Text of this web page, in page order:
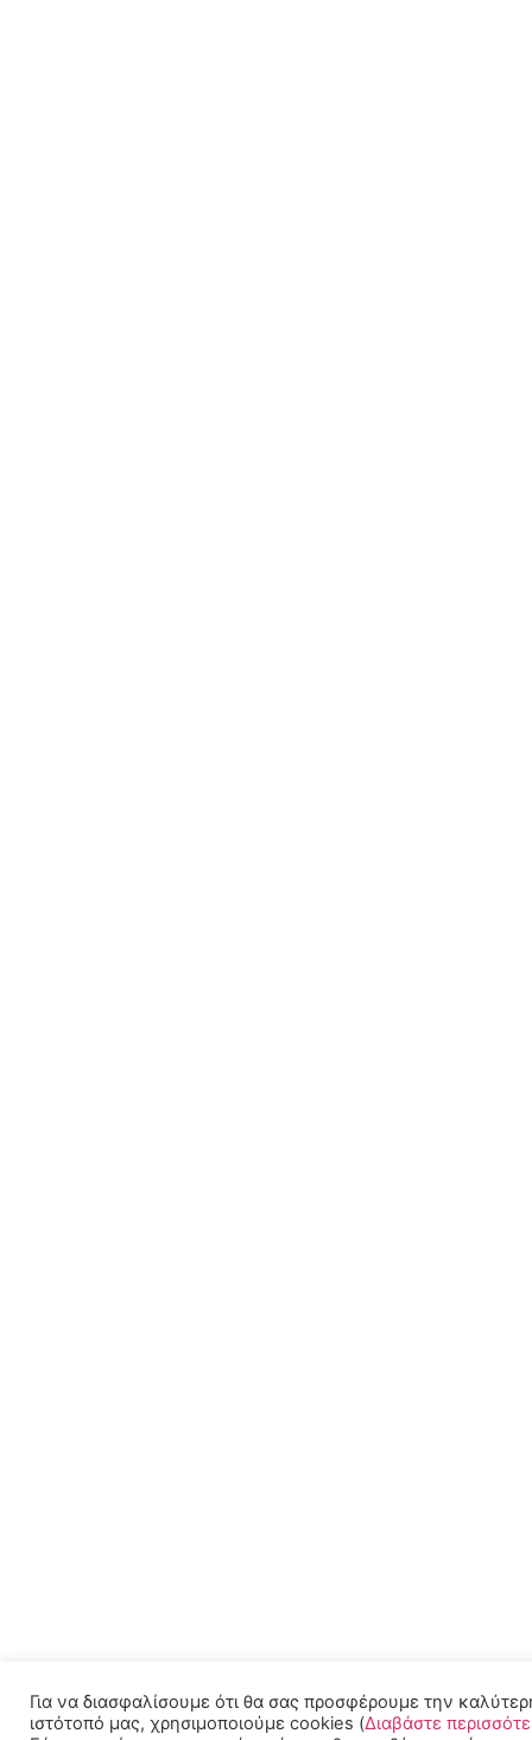
Για να διασφαλίσουμε ότι θα σας προσφέρουμε την
ιστότοπό μας, χρησιμοποιούμε cookies (Διαβάστε